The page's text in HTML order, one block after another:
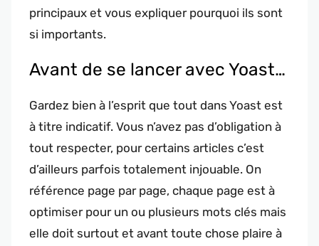
principaux et vous expliquer pourquoi ils sont
si importants.
Avant de se lancer avec Yoast…
Gardez bien à l’esprit que tout dans Yoast est
à titre indicatif. Vous n’avez pas d’obligation à
tout respecter, pour certains articles c’est
d’ailleurs parfois totalement injouable. On
référence page par page, chaque page est à
optimiser pour un ou plusieurs mots clés mais
elle doit surtout et avant toute chose plaire à